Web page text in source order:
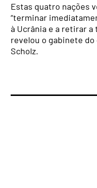
Estas quatro nações
“terminar
à Ucrânia e a retirar
revelou o gabinete do
Scholz.